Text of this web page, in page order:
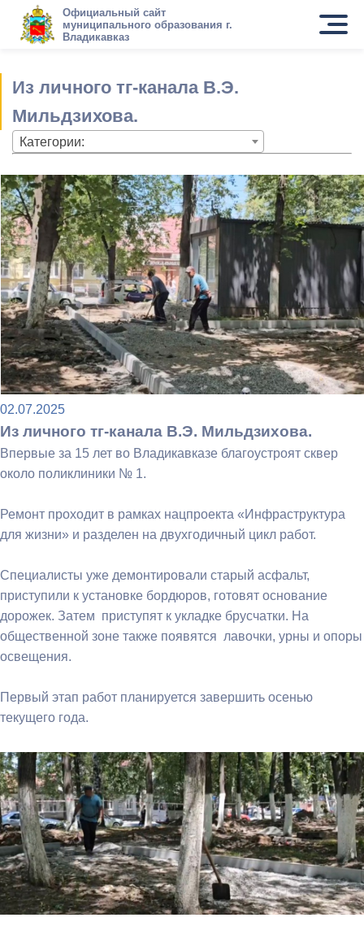
Официальный сайт
муниципального образования г.
Владикавказ
Из личного тг-канала В.Э.
Мильдзихова.
Категории:
02.07.2025
Из личного тг-канала В.Э. Мильдзихова.
Впервые за 15 лет во Владикавказе благоустроят сквер
около поликлиники № 1.
Ремонт проходит в рамках нацпроекта «Инфраструктура
для жизни» и разделен на двухгодичный цикл работ.
Специалисты уже демонтировали старый асфальт,
приступили к установке бордюров, готовят основание
дорожек. Затем приступят к укладке брусчатки. На
общественной зоне также появятся лавочки, урны и опоры
освещения.
Первый этап работ планируется завершить осенью
текущего года.